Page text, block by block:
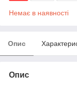
Немає в наявності
Опис
Опис